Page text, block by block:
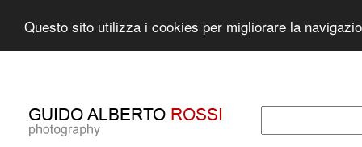
Questo sito utilizza i cookies per migliorare la